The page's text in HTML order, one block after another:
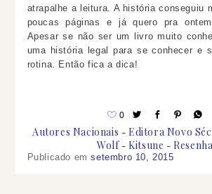
atrapalhe a leitura. A história conseguiu
poucas páginas e já quero pra
Apesar se não ser um livro muito
uma história legal para se conhecer e
rotina. Então fica a dica!
0
Autores Nacionais Editora Novo
Wolf
Kitsune
Publicado emsetembro 10, 2015